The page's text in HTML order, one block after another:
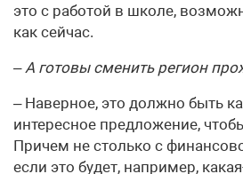
это с работой в школе,
как сейчас.
– А готовы сменить регион
– Наверное, это должно быть
интересное предложение,
Причем не столько с
если это будет, например,